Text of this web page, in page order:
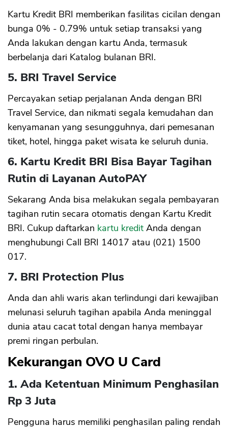
Kartu Kredit BRI memberikan fasilitas cicilan dengan
bunga 0% - 0.79% untuk setiap transaksi yang
Anda lakukan dengan kartu Anda, termasuk
berbelanja dari Katalog bulanan BRI.
5. BRI Travel Service
Percayakan setiap perjalanan Anda dengan BRI
Travel Service, dan nikmati segala kemudahan dan
kenyamanan yang sesungguhnya, dari pemesanan
tiket, hotel, hingga paket wisata ke seluruh dunia.
6. Kartu Kredit BRI Bisa Bayar Tagihan
Rutin di Layanan AutoPAY
Sekarang Anda bisa melakukan segala pembayaran
tagihan rutin secara otomatis dengan Kartu Kredit
BRI. Cukup daftarkan kartu kredit Anda dengan
menghubungi Call BRI 14017 atau (021) 1500
017.
7. BRI Protection Plus
Anda dan ahli waris akan terlindungi dari kewajiban
melunasi seluruh tagihan apabila Anda meninggal
dunia atau cacat total dengan hanya membayar
premi ringan perbulan.
Kekurangan OVO U Card
1. Ada Ketentuan Minimum Penghasilan
Rp 3 Juta
Pengguna harus memiliki penghasilan paling rendah